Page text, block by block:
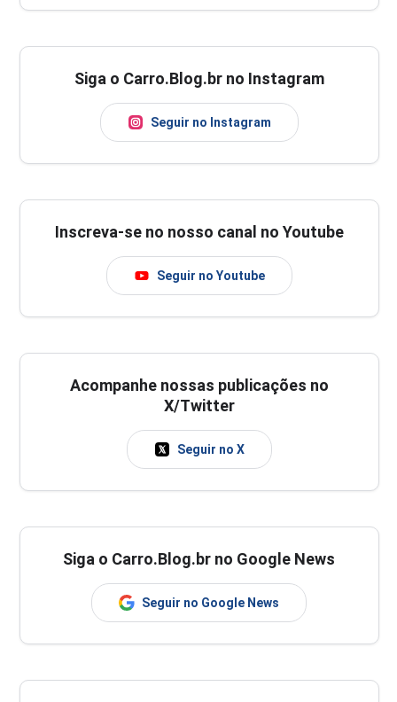
Siga o Carro.Blog.br no Instagram
Seguir no Instagram
Inscreva-se no nosso canal no Youtube
Seguir no Youtube
Acompanhe nossas publicações no
X/Twitter
Seguir no X
Siga o Carro.Blog.br no Google News
Seguir no Google News